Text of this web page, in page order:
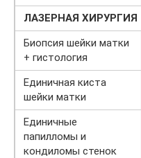
ЛАЗЕРНАЯ ХИРУРГИЯ
Биопсия шейки матки
+ гистология
Единичная киста
шейки матки
Единичные
папилломы и
кондиломы стенок